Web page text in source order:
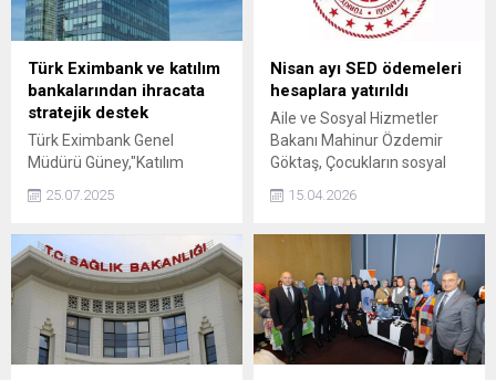
Türk Eximbank ve katılım
bankalarından ihracata
stratejik destek
Türk Eximbank Genel
Müdürü Güney,"Katılım
Destek Finansmanı
ilkelerine uygun yapısıyla,
Türkiye'nin ihracat merkezli
kalkınma hedeflerine güçlü
katkı sağlayacağına
inanıyoruz."dedi.
25.07.2025
Nisan ayı SED ödemeleri
hesaplara yatırıldı
Aile ve Sosyal Hizmetler
Bakanı Mahinur Özdemir
Göktaş, Çocukların sosyal
eğitimde fırsat eşitliğinin
ilişkin 1 milyar 827 milyon
lira tutarındaki Sosyal ve
Ekonomik Destek (SED)
ödemesini hesaplara
yatırdık dedi.
15.04.2026